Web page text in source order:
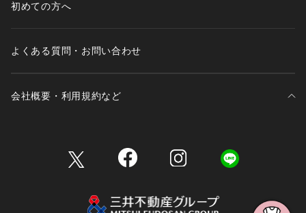
初めての方へ
よくある質問・お問い合わせ
会社概要・利用規約など